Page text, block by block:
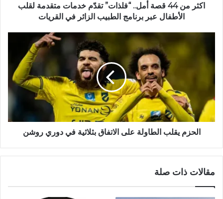
اكثر من 44 قصة أمل.. “فلذات” تقدّم خدمات متقدمة لقلب
الأطفال عبر برنامج الطبيب الزائر في القريات
الحزم يقلب الطاولة على الاتفاق بثلاثية في دوري روشن
مقالات ذات صلة